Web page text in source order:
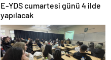
E-YDS cumartesi günü 4 ilde
yapılacak